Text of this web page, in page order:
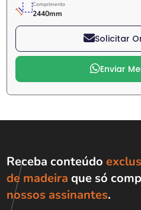
Comprimento
2440mm
Solicitar
Enviar
Receba conteúdo
de madeira que só
nossos assinantes.